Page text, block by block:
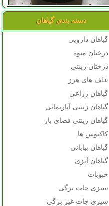
دسته بندی گیاهان
گیاهان دارویی
درختان میوه
درختان زینتی
علف های هرز
گیاهان زراعی
گیاهان زینتی آپارتمانی
گیاهان زینتی فضای باز
کاکتوس ها
گیاهان بیابانی
گیاهان آبزی
حبوبات
سبزی جات برگی
سبزی جات غیر برگی